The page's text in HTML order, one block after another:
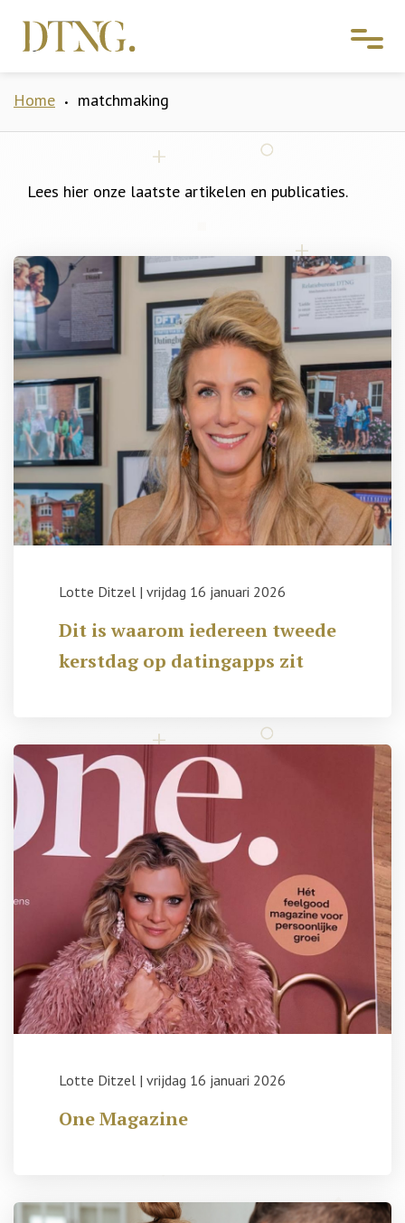
Home • matchmaking
Lees hier onze laatste artikelen en publicaties.
Lotte Ditzel | vrijdag 16 januari 2026
Dit is waarom iedereen tweede
kerstdag op datingapps zit
Lotte Ditzel | vrijdag 16 januari 2026
One Magazine